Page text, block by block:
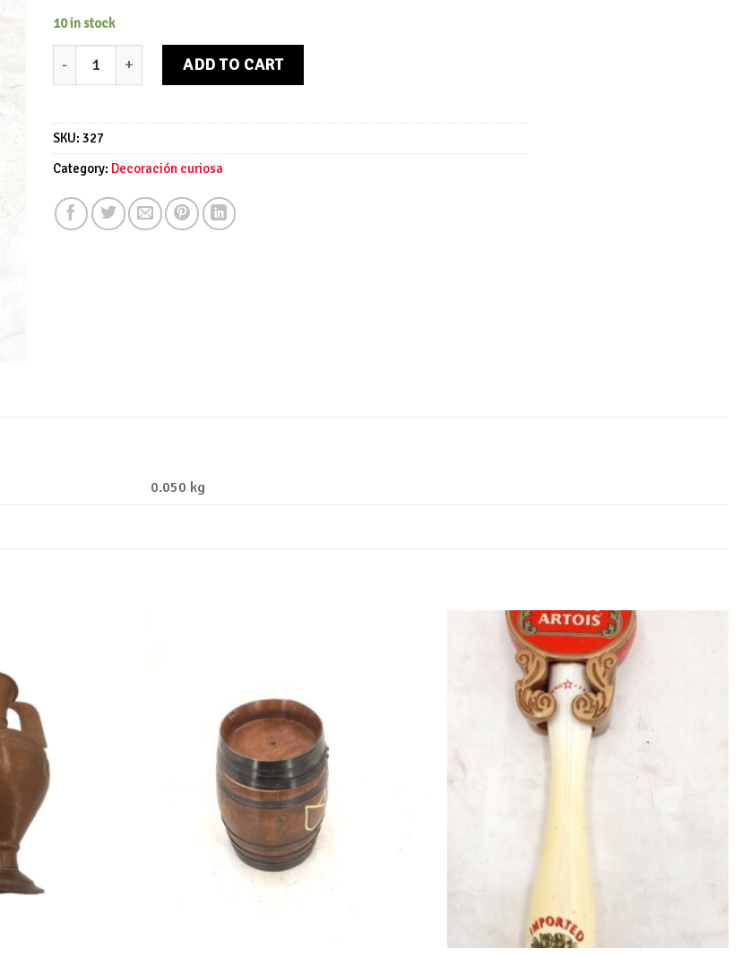
10 in stock
Cubo cobre mediano quantity
ADD TO CART
SKU: 327
Category: Decoración curiosa
0.050 kg